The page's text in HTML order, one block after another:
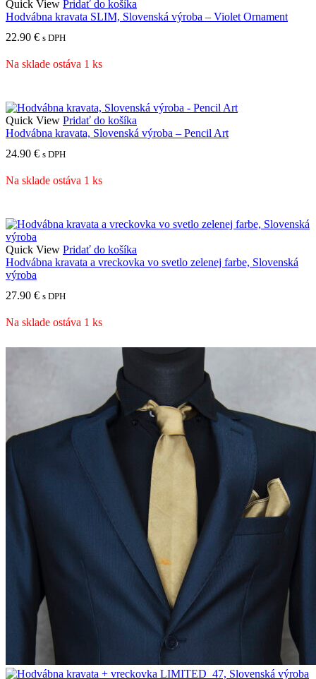
Quick View Pridať do košíka
Hodvábna kravata SLIM, Slovenská výroba – Violet Ornament
22.90 € s DPH
Na sklade ostáva 1 ks
Quick View Pridať do košíka
Hodvábna kravata, Slovenská výroba – Pencil Art
24.90 € s DPH
Na sklade ostáva 1 ks
Quick View Pridať do košíka
Hodvábna kravata a vreckovka vo svetlo zelenej farbe, Slovenská
výroba
27.90 € s DPH
Na sklade ostáva 1 ks